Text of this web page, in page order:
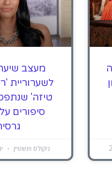
מעצב
לשערוריית
טיזה'
סיפורים
ניקולס וינשטיין